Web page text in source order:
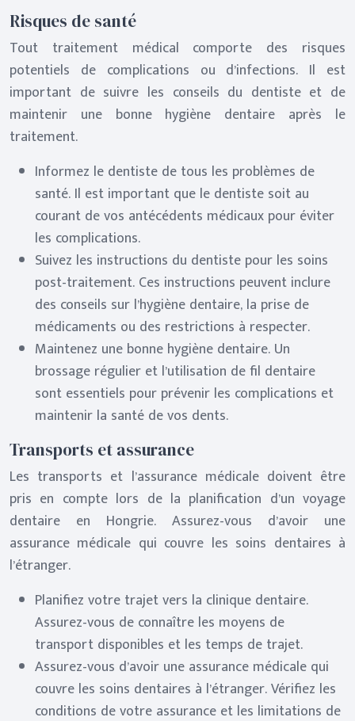
Risques de santé
Tout traitement médical comporte des risques
potentiels de complications ou d’infections. Il est
important de suivre les conseils du dentiste et de
maintenir une bonne hygiène dentaire après le
traitement.
Informez le dentiste de tous les problèmes de
santé. Il est important que le dentiste soit au
courant de vos antécédents médicaux pour éviter
les complications.
Suivez les instructions du dentiste pour les soins
post-traitement. Ces instructions peuvent inclure
des conseils sur l’hygiène dentaire, la prise de
médicaments ou des restrictions à respecter.
Maintenez une bonne hygiène dentaire. Un
brossage régulier et l’utilisation de fil dentaire
sont essentiels pour prévenir les complications et
maintenir la santé de vos dents.
Transports et assurance
Les transports et l’assurance médicale doivent être
pris en compte lors de la planification d’un voyage
dentaire en Hongrie. Assurez-vous d’avoir une
assurance médicale qui couvre les soins dentaires à
l’étranger.
Planifiez votre trajet vers la clinique dentaire.
Assurez-vous de connaître les moyens de
transport disponibles et les temps de trajet.
Assurez-vous d’avoir une assurance médicale qui
couvre les soins dentaires à l’étranger. Vérifiez les
conditions de votre assurance et les limitations de